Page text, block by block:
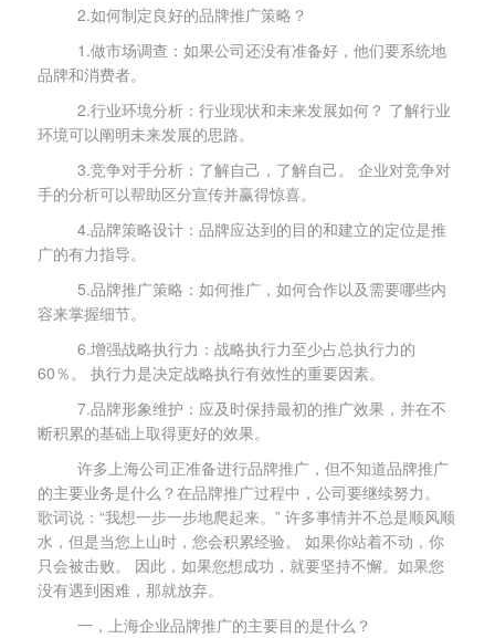
2.如何制定良好的品牌推广策略？
1.做市场调查：如果公司还没有准备好，他们要系统地
品牌和消费者。
2.行业环境分析：行业现状和未来发展如何？ 了解行业
环境可以阐明未来发展的思路。
3.竞争对手分析：了解自己，了解自己。 企业对竞争对
手的分析可以帮助区分宣传并赢得惊喜。
4.品牌策略设计：品牌应达到的目的和建立的定位是推
广的有力指导。
5.品牌推广策略：如何推广，如何合作以及需要哪些内
容来掌握细节。
6.增强战略执行力：战略执行力至少占总执行力的
60％。 执行力是决定战略执行有效性的重要因素。
7.品牌形象维护：应及时保持最初的推广效果，并在不
断积累的基础上取得更好的效果。
许多上海公司正准备进行品牌推广，但不知道品牌推广
的主要业务是什么？在品牌推广过程中，公司要继续努力。
歌词说：“我想一步一步地爬起来。” 许多事情并不总是顺风顺
水，但是当您上山时，您会积累经验。 如果你站着不动，你
只会被击败。 因此，如果您想成功，就要坚持不懈。如果您
没有遇到困难，那就放弃。
一， 上海企业品牌推广的主要目的是什么？